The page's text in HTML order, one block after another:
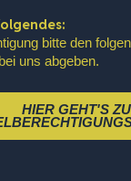
bitte den
uns abgeben.
HIER GEHT'S